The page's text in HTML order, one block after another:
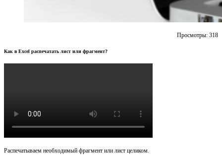
Просмотры: 318
Как в Excel распечатать лист или фрагмент?
Распечатываем необходимый фрагмент или лист целиком.